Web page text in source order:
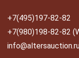
+7(495)197-82-82
+7(980)198-82-82